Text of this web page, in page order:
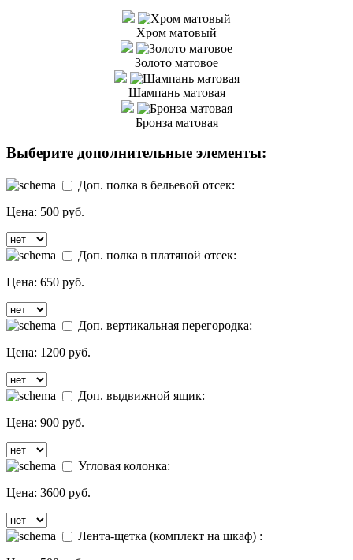
Хром матовый
Золото матовое
Шампань матовая
Бронза матовая
Выберите дополнительные элементы:
Доп. полка в бельевой отсек:
Цена: 500 руб.
Доп. полка в платяной отсек:
Цена: 650 руб.
Доп. вертикальная перегородка:
Цена: 1200 руб.
Доп. выдвижной ящик:
Цена: 900 руб.
Угловая колонка:
Цена: 3600 руб.
Лента-щетка (комплект на шкаф) :